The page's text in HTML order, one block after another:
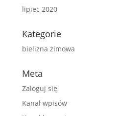
lipiec 2020
Kategorie
bielizna zimowa
Meta
Zaloguj się
Kanał wpisów